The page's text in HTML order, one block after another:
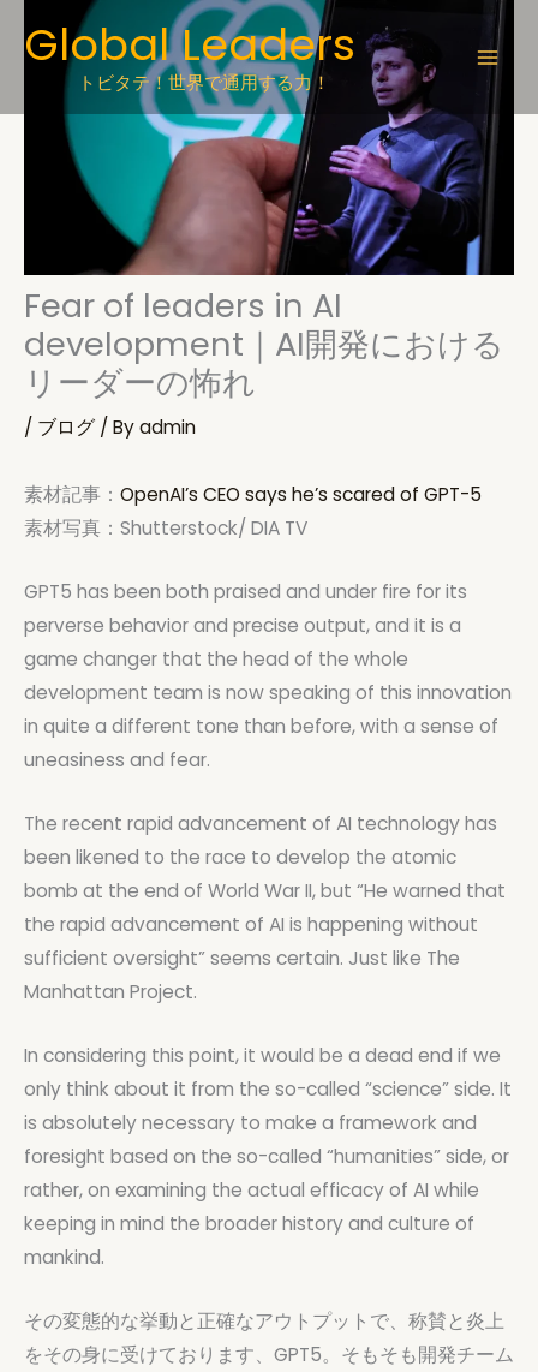
content
Global Leaders
トビタテ！世界で通用する力！
Fear of leaders in AI
development｜AI開発における
リーダーの怖れ
/ ブログ / Byadmin
素材記事： OpenAI’s CEO says he’s scared of GPT-5
素材写真：Shutterstock/ DIA TV
GPT5 has been both praised and under fire for its
perverse behavior and precise output, and it is a
game changer that the head of the whole
development team is now speaking of this innovation
in quite a different tone than before, with a sense of
uneasiness and fear.
The recent rapid advancement of AI technology has
been likened to the race to develop the atomic
bomb at the end of World War II, but “He warned that
the rapid advancement of AI is happening without
sufficient oversight” seems certain. Just like The
Manhattan Project.
In considering this point, it would be a dead end if we
only think about it from the so-called “science” side. It
is absolutely necessary to make a framework and
foresight based on the so-called “humanities” side, or
rather, on examining the actual efficacy of AI while
keeping in mind the broader history and culture of
mankind.
その変態的な挙動と正確なアウトプットで、称賛と炎上
をその身に受けております、GPT5。そもそも開発チーム